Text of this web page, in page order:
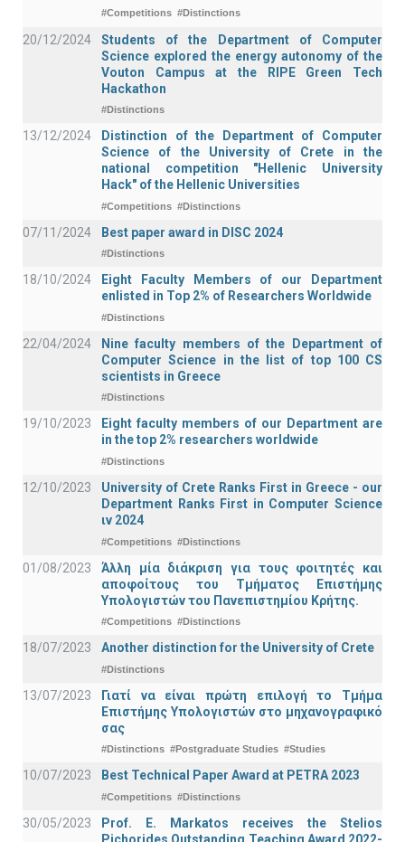
#Competitions #Distinctions
20/12/2024
Students of the Department of Computer
Science explored the energy autonomy of the
Vouton Campus at the RIPE Green Tech
Hackathon
#Distinctions
13/12/2024
Distinction of the Department of Computer
Science of the University of Crete in the
national competition "Hellenic University
Hack" of the Hellenic Universities
#Competitions #Distinctions
07/11/2024 Best paper award in DISC 2024
#Distinctions
18/10/2024
Eight Faculty Members of our Department
enlisted in Top 2% of Researchers Worldwide
#Distinctions
22/04/2024
Nine faculty members of the Department of
Computer Science in the list of top 100 CS
scientists in Greece
#Distinctions
19/10/2023
Eight faculty members of our Department are
in the top 2% researchers worldwide
#Distinctions
12/10/2023
University of Crete Ranks First in Greece - our
Department Ranks First in Computer Science
ιν 2024
#Competitions #Distinctions
01/08/2023
Άλλη μία διάκριση για τους φοιτητές και
αποφοίτους του Τμήματος Επιστήμης
Υπολογιστών του Πανεπιστημίου Κρήτης.
#Competitions #Distinctions
18/07/2023 Another distinction for the University of Crete
#Distinctions
13/07/2023
Γιατί να είναι πρώτη επιλογή το Τμήμα
Επιστήμης Υπολογιστών στο μηχανογραφικό
σας
#Distinctions #Postgraduate Studies #Studies
10/07/2023 Best Technical Paper Award at PETRA 2023
#Competitions #Distinctions
30/05/2023
Prof. E. Markatos receives the Stelios